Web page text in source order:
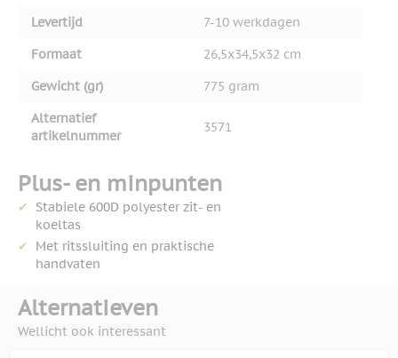
Levertijd
7-10 werkdagen
Formaat
26,5x34,5x32 cm
Gewicht (gr)
775 gram
Alternatief
artikelnummer
3571
Plus- en minpunten
Stabiele 600D polyester zit- en
koeltas
Met ritssluiting en praktische
handvaten
Alternatieven
Wellicht ook interessant